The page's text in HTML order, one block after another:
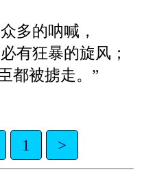
多的呐喊，
有狂暴的旋风；
都被掳走。”
1 >